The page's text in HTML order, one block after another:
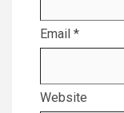
Email *
Website